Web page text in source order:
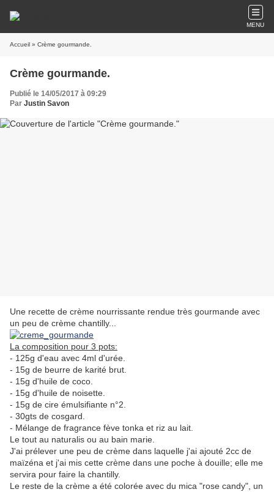
MENU
Accueil » Crème gourmande.
Crème gourmande.
Publié le 14/05/2017 à 09:29
Par Justin Savon
Une recette de crème nourrissante rendue très gourmande avec
un peu de crème chantilly...
La composition pour 3 pots:
- 125g d'eau avec 4ml d'urée.
- 15g de beurre de karité brut.
- 15g d'huile de coco.
- 15g d'huile de noisette.
- 15g de cire émulsifiante n°2.
- 30gts de cosgard.
- Mélange de fragrance fève tonka et riz au lait.
Le tout au naturalis ou au bain marie.
J'ai prélever une peu de crème dans laquelle j'ai ajouté 2cc de
maïzéna et j'ai mis cette crème dans une poche à douille; elle me
servira pour faire la chantilly.
Le reste de la crème a été colorée avec du mica "rose candy", un